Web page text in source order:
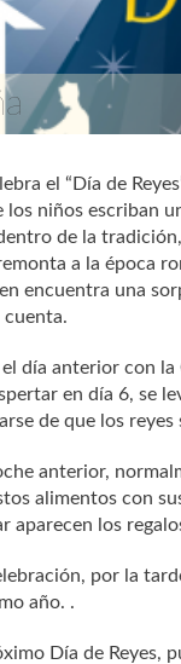
el “Día de
niños escriban
de la
a la época
encuentra una
cuenta.
día anterior con
en día 6, se
de que los
anterior,
alimentos con
aparecen los
por la
año. .
Día de Reyes,